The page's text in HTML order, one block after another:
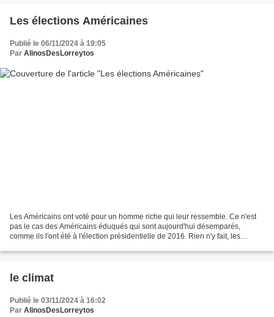
Les élections Américaines
Publié le 06/11/2024 à 19:05
Par AlinosDesLorreytos
Les Américains ont voté pour un homme riche qui leur ressemble. Ce n'est
pas le cas des Américains éduqués qui sont aujourd'hui désemparés,
comme ils l'ont été à l'élection présidentielle de 2016. Rien n'y fait, les
le climat
Publié le 03/11/2024 à 16:02
Par AlinosDesLorreytos